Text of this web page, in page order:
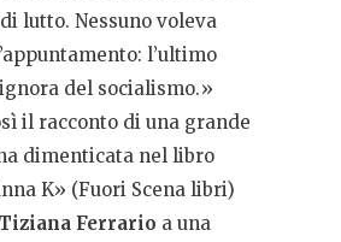
lutto. Nessuno voleva
l’ultimo
del socialismo.»
il racconto di una grande
dimenticata nel libro
K» (Fuori Scena libri)
Tiziana Ferrario a una